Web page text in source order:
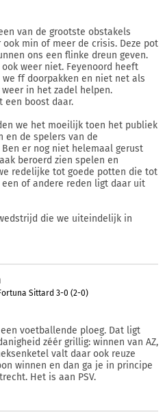
van de grootste obstakels
min of meer de crisis. Deze pot
ons een flinke dreun geven.
weer niet. Feyenoord heeft
ff doorpakken en niet net als
in het zadel helpen.
een boost daar.
we het moeilijk toen het publiek
en de spelers van de
er nog niet helemaal gerust
beroerd zien spelen en
redelijke tot goede potten die tot
of andere reden ligt daar uit
die we uiteindelijk in
Sittard 3-0 (2-0)
voetballende ploeg. Dat ligt
zéér grillig: winnen van AZ,
valt daar ook reuze
winnen en dan ga je in principe
Het is aan PSV.